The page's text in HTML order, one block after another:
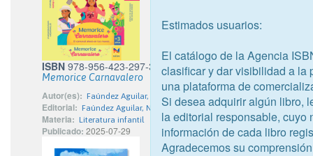
ISBN 978-956-423-297-3
Memorice Carnavalero
Autor(es): Faúndez Aguilar, Nidia
Editorial: Faúndez Aguilar, Nidia
Materia: Literatura infantil
Publicado: 2025-07-29
Estimados usuarios:
El catálogo de la Agencia
clasificar y dar visibilidad a la
una plataforma de
Si desea adquirir algún libro,
la editorial responsable, cuyo
información de cada libro
Agradecemos su